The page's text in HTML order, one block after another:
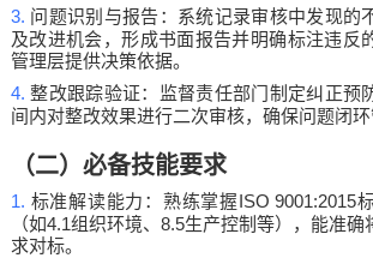
3. 问题识别与报告：系统记录审核中发现的
及改进机会，形成书面报告并明确标注违反
管理层提供决策依据。
4.整改跟踪验证：监督责任部门制定纠正预
间内对整改效果进行二次审核，确保问题闭环
（二）必备技能要求
1. 标准解读能力：熟练掌握ISO 9001:2015
（如4.1组织环境、 8.5生产控制等），能准确
求对标。